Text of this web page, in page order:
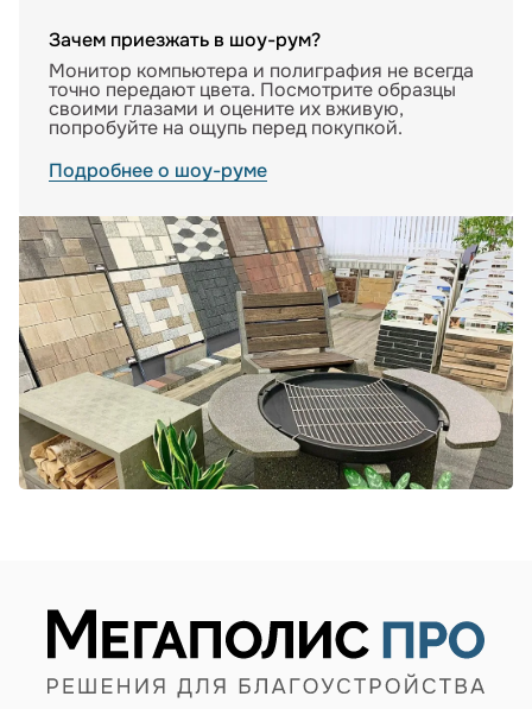
Зачем приезжать в шоу-рум?
Монитор компьютера и полиграфия не всегда
точно передают цвета. Посмотрите образцы
своими глазами и оцените их вживую,
попробуйте на ощупь перед покупкой.
Подробнее о шоу-руме